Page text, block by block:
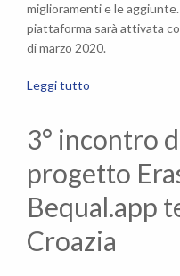
miglioramenti e le
piattaforma sarà attivata
di marzo 2020.
Leggi tutto
3° incontro
progetto
Bequal.app
Croazia